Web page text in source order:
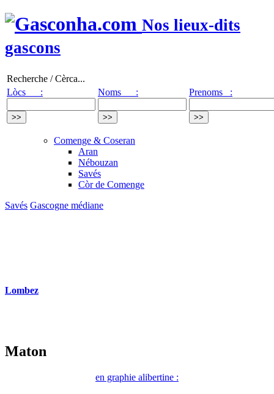
Nos lieux-dits
gascons
Recherche / Cèrca...
Lòcs :
Noms : Prenoms :
Comenge & Coseran
Aran
Nébouzan
Savés
Còr de Comenge
Savés Gascogne médiane
Lombez
Maton
en graphie alibertine :